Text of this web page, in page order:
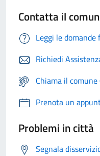
Contatta il
Leggi le
Richiedi
Chiama il
Prenota un
Problemi in città
Segnala